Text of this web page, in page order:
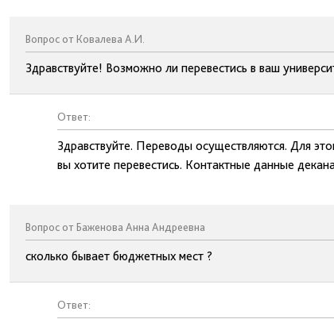
Вопрос от Ковалева А.И.
Здравствуйте! Возможно ли перевестись в ваш
Ответ:
Здравствуйте. Переводы осуществляются. Для
вы хотите перевестись. Контактные данные
Вопрос от Баженова Анна Андреевна
сколько бывает бюджетных мест ?
Ответ: